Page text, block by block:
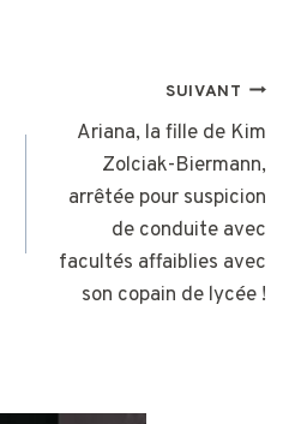
SUIVANT
Ariana, la fille de Kim
Zolciak-Biermann,
arrêtée pour suspicion
de conduite avec
facultés affaiblies avec
son copain de lycée !